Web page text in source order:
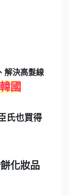
解決高髮線
韓國
氏也買得
化妝品